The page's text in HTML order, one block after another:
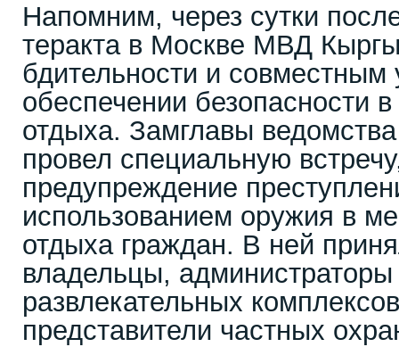
Напомним, через сутки
теракта в Москве МВД
бдительности и совместным
обеспечении безопасности
отдыха. Замглавы
провел специальную
предупреждение
использованием оружия в
отдыха граждан. В ней
владельцы, администраторы
развлекательных
представители частных